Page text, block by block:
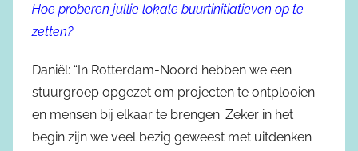
Hoe proberen jullie lokale buurtinitiatieven op te
zetten?
Daniël: “In Rotterdam-Noord hebben we een
stuurgroep opgezet om projecten te ontplooien
en mensen bij elkaar te brengen. Zeker in het
begin zijn we veel bezig geweest met uitdenken